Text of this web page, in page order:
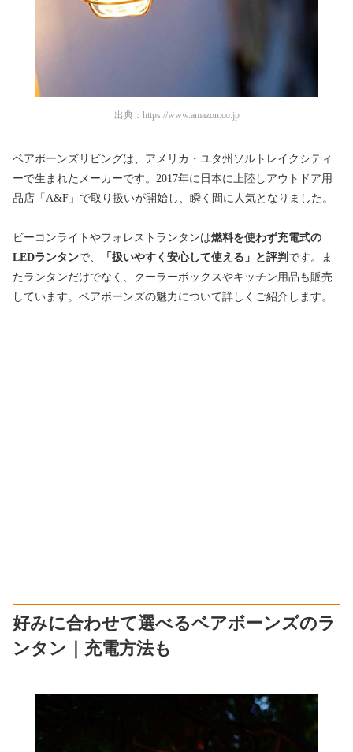
出典： https://www.amazon.co.jp
ベアボーンズリビングは、アメリカ・ユタ州ソルトレイクシティ
ーで生まれたメーカーです。2017年に日本に上陸しアウトドア用
品店「A&F」で取り扱いが開始し、瞬く間に人気となりました。
ビーコンライトやフォレストランタンは燃料を使わず充電式の
LEDランタンで、 「扱いやすく安心して使える」と評判 です。ま
たランタンだけでなく、クーラーボックスやキッチン用品も販売
しています。ベアボーンズの魅力について詳しくご紹介します。
好みに合わせて選べるベアボーンズのラ
ンタン｜充電方法も